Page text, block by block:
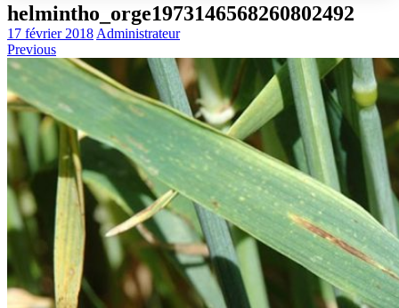
helmintho_orge1973146568260802492
17 février 2018 Administrateur
Previous